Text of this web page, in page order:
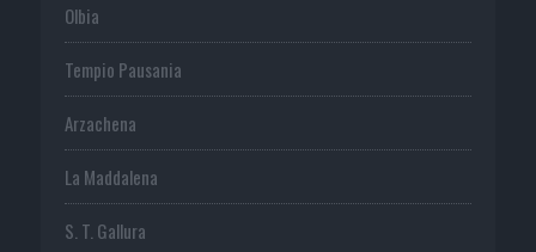
Olbia
Tempio Pausania
Arzachena
La Maddalena
S. T. Gallura